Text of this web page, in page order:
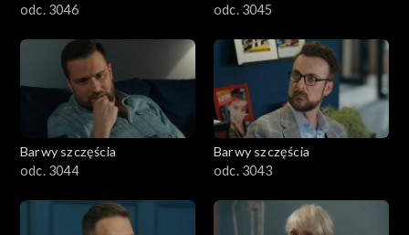
odc. 3046
odc. 3045
Barwy szczęścia
odc. 3044
Barwy szczęścia
odc. 3043